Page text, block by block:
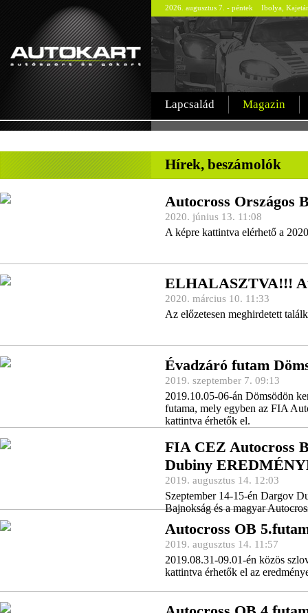
2026. augusztus 7. - péntek Ibolya,
Lapcsalád Magazin
Hírek, beszámolók
Autocross Országos
2020. június 13. 11:08
A képre kattintva elérhető a
ELHALASZTVA!!!
2020. március 10. 11:33
Az előzetesen meghirdetett
Évadzáró futam
2019. szeptember 7. 09:13
2019.10.05-06-án Dömsödön
futama, mely egyben az FIA
kattintva érhetők el.
FIA CEZ Autocross
Dubiny
2019. augusztus 14. 12:03
Szeptember 14-15-én Dargov
Bajnokság és a magyar
Autocross OB
2019. augusztus 14. 11:57
2019.08.31-09.01-én közös
kattintva érhetők el az